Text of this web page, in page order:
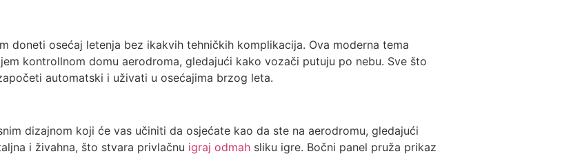
doneti osećaj letenja bez ikakvih tehničkih komplikacija. Ova moderna tema
kontrollnom domu aerodroma, gledajući kako vozači putuju po nebu. Sve što
automatski i uživati u osećajima brzog leta.
dizajnom koji će vas učiniti da osjećate kao da ste na aerodromu, gledajući
i živahna, što stvara privlačnu igraj odmah sliku igre. Bočni panel pruža prikaz